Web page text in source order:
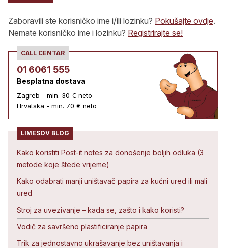
Zaboravili ste korisničko ime i/ili lozinku? Pokušajte ovdje.
Nemate korisničko ime i lozinku? Registrirajte se!
CALL CENTAR
01 6061 555
Besplatna dostava
Zagreb - min. 30 € neto
Hrvatska - min. 70 € neto
LIMESOV BLOG
Kako koristiti Post-it notes za donošenje boljih odluka (3
metode koje štede vrijeme)
Kako odabrati manji uništavač papira za kućni ured ili mali
ured
Stroj za uvezivanje – kada se, zašto i kako koristi?
Vodič za savršeno plastificiranje papira
Trik za jednostavno ukrašavanje bez uništavanja i